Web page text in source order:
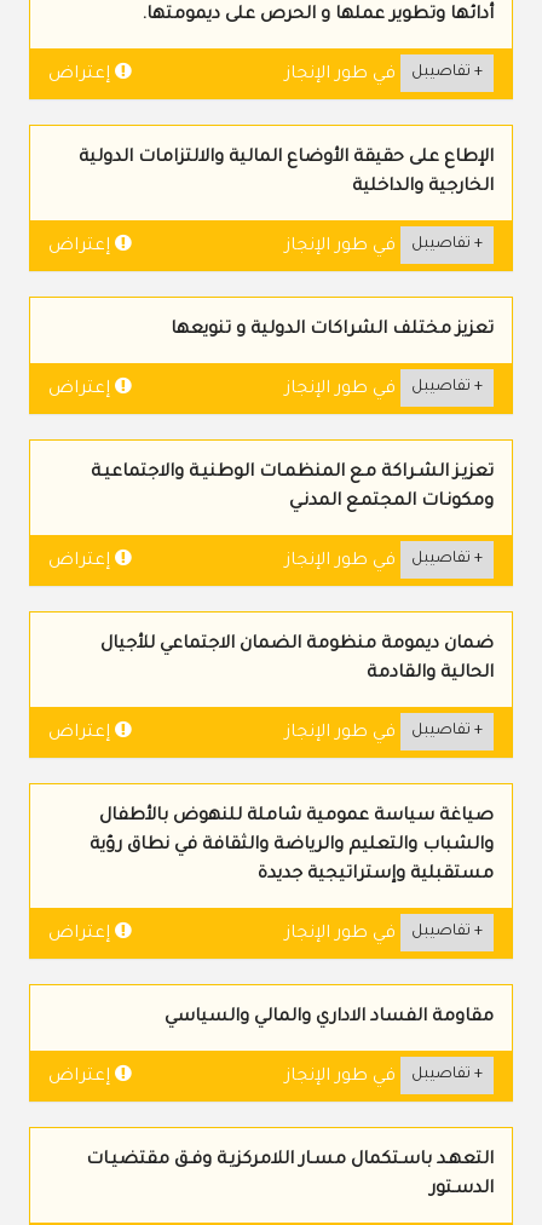
أدائها وتطوير عملها و الحرص على ديمومتها.
+ تفاصيبل في طور الإنجاز إعتراض
الإطاع على حقيقة الأوضاع المالية والالتزامات الدولية
الخارجية والداخلية
+ تفاصيبل في طور الإنجاز إعتراض
تعزيز مختلف الشراكات الدولية و تنويعها
+ تفاصيبل في طور الإنجاز إعتراض
تعزيـز الشـراكة مـع المنظمـات الوطنيـة والاجتماعيـة
ومكونـات المجتمـع المدنـي
+ تفاصيبل في طور الإنجاز إعتراض
ضمان ديمومة منظومة الضمان الاجتماعي للأجيال
الحالية والقادمة
+ تفاصيبل في طور الإنجاز إعتراض
صياغة سياسة عمومية شاملة للنهوض بالأطفال
والشباب والتعليم والرياضة والثقافة في نطاق رؤية
مستقبلية وإستراتيجية جديدة
+ تفاصيبل في طور الإنجاز إعتراض
مقاومة الفساد الاداري والمالي والسياسي
+ تفاصيبل في طور الإنجاز إعتراض
التعهـد باسـتكمال مسـار اللامركزيـة وفـق مقتضيـات
الدسـتور